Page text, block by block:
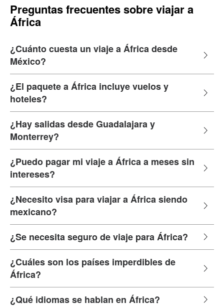
Preguntas frecuentes sobre viajar a
África
¿Cuánto cuesta un viaje a África desde
México?
¿El paquete a África incluye vuelos y
hoteles?
¿Hay salidas desde Guadalajara y
Monterrey?
¿Puedo pagar mi viaje a África a meses sin
intereses?
¿Necesito visa para viajar a África siendo
mexicano?
¿Se necesita seguro de viaje para África?
¿Cuáles son los países imperdibles de
África?
¿Qué idiomas se hablan en África?